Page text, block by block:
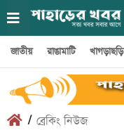
জাতীয় রাঙামাটি খাগড়াছড়ি
/ ব্রেকিং নিউজ